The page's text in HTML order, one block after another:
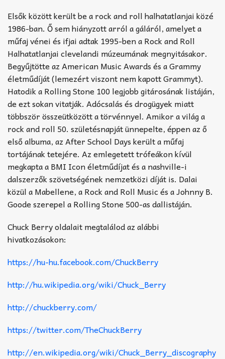
Elsők között került be a rock and roll halhatatlanjai közé
1986-ban. Ő sem hiányzott arról a gáláról, amelyet a
műfaj vénei és ifjai adtak 1995-ben a Rock and Roll
Halhatatlanjai clevelandi múzeumának megnyitásakor.
Begyűjtötte az American Music Awards és a Grammy
életműdíját (lemezért viszont nem kapott Grammyt).
Hatodik a Rolling Stone 100 legjobb gitárosának listáján,
de ezt sokan vitatják. Adócsalás és drogügyek miatt
többször összeütközött a törvénnyel. Amikor a világ a
rock and roll 50. születésnapját ünnepelte, éppen az ő
első albuma, az After School Days került a műfaj
tortájának tetejére. Az emlegetett trófeákon kívül
megkapta a BMI Icon életműdíjat és a nashville-i
dalszerzők szövetségének nemzetközi díját is. Dalai
közül a Mabellene, a Rock and Roll Music és a Johnny B.
Goode szerepel a Rolling Stone 500-as dallistáján.
Chuck Berry oldalait megtalálod az alábbi
hivatkozásokon:
https://hu-hu.facebook.com/ChuckBerry
http://hu.wikipedia.org/wiki/Chuck_Berry
http://chuckberry.com/
https://twitter.com/TheChuckBerry
http://en.wikipedia.org/wiki/Chuck_Berry_discography